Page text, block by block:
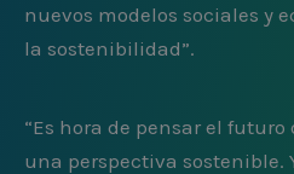
nuevos modelos sociales y
la sostenibilidad”.
“Es hora de pensar el
una perspectiva sostenible.